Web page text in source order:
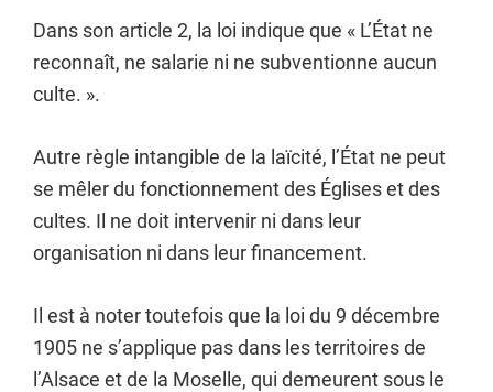
Dans son article 2, la loi indique que « L’État ne
reconnaît, ne salarie ni ne subventionne aucun
culte. ».
Autre règle intangible de la laïcité, l’État ne peut
se mêler du fonctionnement des Églises et des
cultes. Il ne doit intervenir ni dans leur
organisation ni dans leur financement.
Il est à noter toutefois que la loi du 9 décembre
1905 ne s’applique pas dans les territoires de
l’Alsace et de la Moselle, qui demeurent sous le